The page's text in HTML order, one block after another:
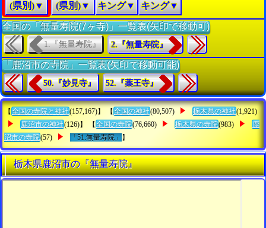
(県別)▼
(県別)▼
キング▼
キング▼
全国の「無量寿院(7ヶ寺)」一覧表(矢印で移動可)
1.『無量寿院』 2.『無量寿院』
「鹿沼市の寺院」一覧表(矢印で移動可能)
50.『妙見寺』 52.『薬王寺』
【 全国の寺院と神社(157,167)】 【 全国の神社(80,507) 栃木県の神社(1,921)
鹿沼市の神社(126)】 【 全国の寺院(76,660) 栃木県の寺院(983)
鹿
沼市の寺院(57) 「51.無量寿院」 】
栃木県鹿沼市の『無量寿院』